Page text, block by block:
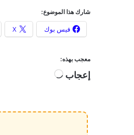
شارك هذا الموضوع:
فيس بوك X
معجب بهذه:
إعجاب
ي